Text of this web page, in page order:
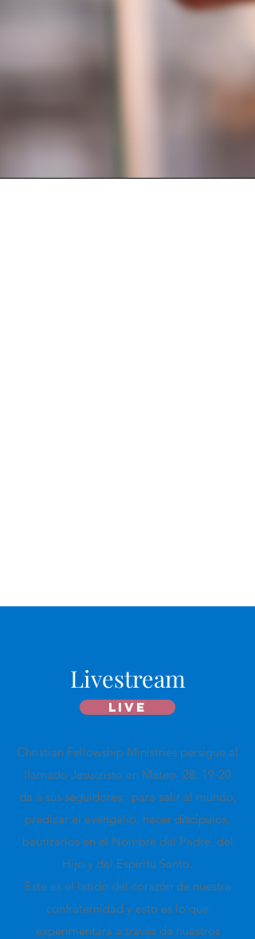
Livestream
LIVE
Christian Fellowship Ministries persigue al
llamado Jesucristo en Mateo 28: 19-20
da a sus seguidores: para salir al mundo,
predicar el evangelio, hacer discípulos,
bautizarlos en el Nombre del Padre, del
Hijo y del Espíritu Santo.
Este es el latido del corazón de nuestra
confraternidad y esto es lo que
experimentará a través de nuestros